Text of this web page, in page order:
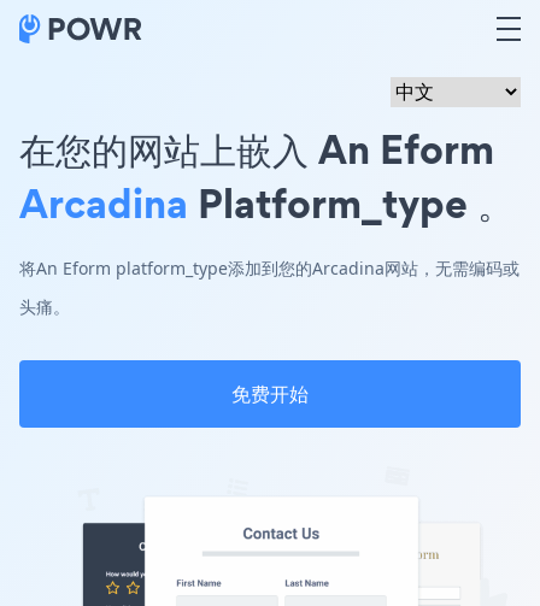
在您的网站上嵌入 An Eform
Arcadina Platform_type 。
将An Eform platform_type添加到您的Arcadina网站，无需编码或
头痛。
免费开始